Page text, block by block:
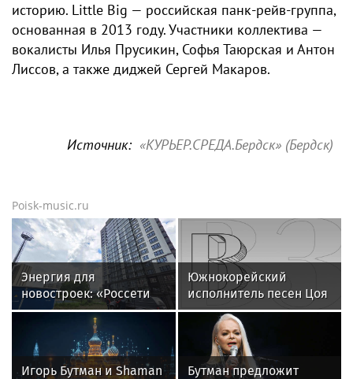
историю. Little Big — российская панк-рейв-группа,
основанная в 2013 году. Участники коллектива —
вокалисты Илья Прусикин, Софья Таюрская и Антон
Лиссов, а также диджей Сергей Макаров.
Источник: «КУРЬЕР.СРЕДА.Бердск» (Бердск)
Poisk-music.ru
Энергия для
новостроек: «Россети
Новосибирск»
обеспечили почти 12
МВт мощности для
новых жилых
Южнокорейский
исполнитель песен Цоя
Сон Вон Соп захотел
провести отпуск в
России
Игорь Бутман и Shaman
Бутман предложит